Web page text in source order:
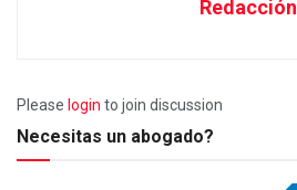
Redacción
Please login to join discussion
Necesitas un abogado?